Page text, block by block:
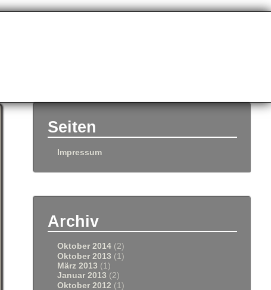
Seiten
Impressum
Archiv
Oktober 2014 (2)
Oktober 2013 (1)
März 2013 (1)
Januar 2013 (2)
Oktober 2012 (1)